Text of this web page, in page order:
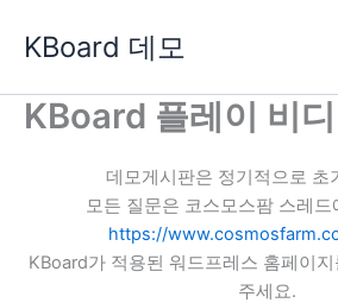
로
KBoard 데모
KBoard 플레이 비
데모게시판은 정기적으로 초
모든 질문은 코스모스팜 스레드
https://
KBoard가 적용된 워드프레스 홈페이
주세요.